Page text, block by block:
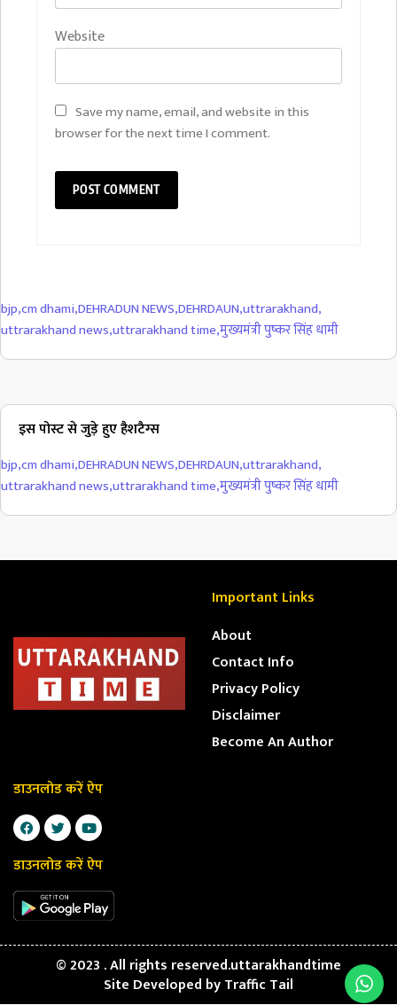
Website
Save my name, email, and website in this
browser for the next time I comment.
bjp,cm dhami,DEHRADUN NEWS,DEHRDAUN,uttrarakhand,
uttrarakhand news,uttrarakhand time,मुख्यमंत्री पुष्कर सिंह धामी
इस पोस्ट से जुड़े हुए हैशटैग्स
bjp,cm dhami,DEHRADUN NEWS,DEHRDAUN,uttrarakhand,
uttrarakhand news,uttrarakhand time,मुख्यमंत्री पुष्कर सिंह धामी
Important Links
About
Contact Info
Privacy Policy
Disclaimer
Become An Author
डाउनलोड करें ऐप
डाउनलोड करें ऐप
© 2023 . All rights reserved.uttarakhandtime
Site Developed byTraffic Tail